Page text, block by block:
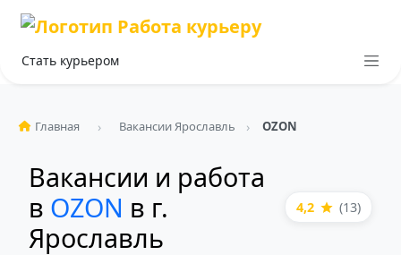
Стать курьером
Главная Вакансии Ярославль OZON
Вакансии и работа
в OZON в г.
Ярославль
4,2 (13)